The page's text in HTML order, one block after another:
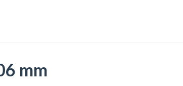
mm